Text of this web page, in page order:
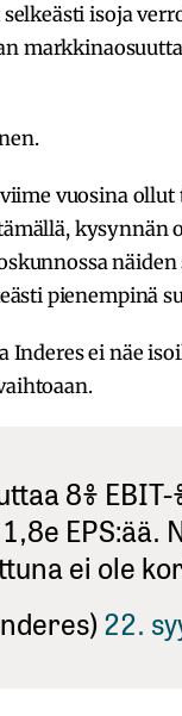
isoja
vuosina
kysynnän
pienempinä
Inderes ei näe
8%
EPS:ää.
ei ole
22.